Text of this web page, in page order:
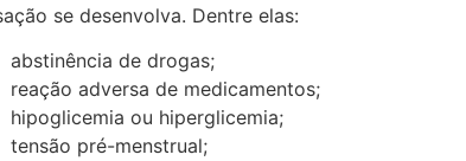
se desenvolva. Dentre elas:
abstinência de drogas;
reação adversa de medicamentos;
hipoglicemia ou hiperglicemia;
tensão pré-menstrual;